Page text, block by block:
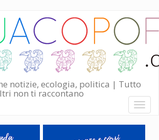
notizie, ecologia, politica | Tutto
non ti raccontano
Toggle